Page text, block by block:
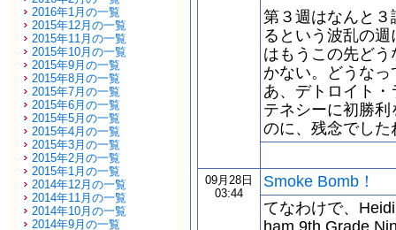
2016年1月の一覧
2015年12月の一覧
2015年11月の一覧
2015年10月の一覧
2015年9月の一覧
2015年8月の一覧
2015年7月の一覧
2015年6月の一覧
2015年5月の一覧
2015年4月の一覧
2015年3月の一覧
2015年2月の一覧
2015年1月の一覧
2014年12月の一覧
2014年11月の一覧
2014年10月の一覧
2014年9月の一覧
第３週はなんと
るという波乱の
はもうこの先ど
かない。どうな
あ、デトロイト
テネシーに初勝
のに、残念でし
09月28日
03:44
Smoke Bomb！
てなわけで、
ham 9th Grade